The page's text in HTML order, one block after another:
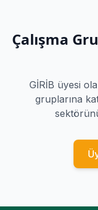
Çalışma
GİRİB üyesi
gruplarına